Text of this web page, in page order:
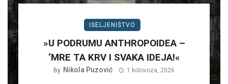
ISELJENIŠTVO
»U PODRUMU ANTHROPOIDEA –
‘MRE TA KRV I SVAKA IDEJA!«
By Nikola Puzović 1 kolovoza, 2026